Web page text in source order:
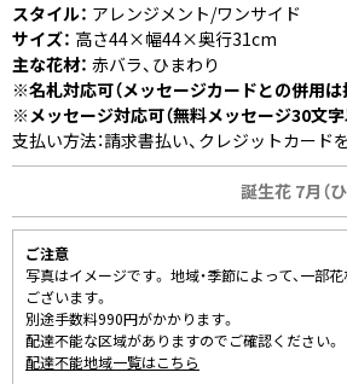
スタイル： アレンジメント/ワンサイド
サイズ： 高さ44×幅44×奥行31cm
主な花材： 赤バラ、ひまわり
※名札対応可（メッセージカードとの併用は
※メッセージ対応可（無料メッセージ30文字
支払い方法：請求書払い、クレジットカード
誕生花 7月（
ご注意
写真はイメージです。 地域・季節によって、一部
ございます。
別途手数料990円がかかります。
配達不能な区域がありますのでご確認ください。
配達不能地域一覧はこちら